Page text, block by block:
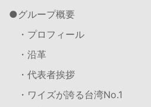
グループ概要
・プロフィール
・沿革
・代表者挨拶
・ワイズが誇る台湾No.1